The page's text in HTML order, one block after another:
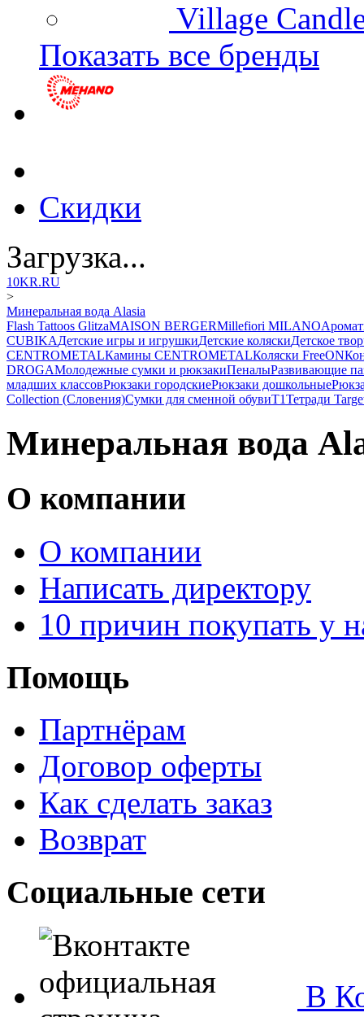
Village
Показать все бренды
Скидки
Загрузка...
10KR.RU
>
Минеральная вода Alasia
Flash Tattoos GlitzaMAISON BERGERMillefiori MILANO
CUBIKAДетские игры и игрушкиДетские коляскиДетское
CENTROMETALКамины CENTROMETALКоляски FreeON
DROGAМолодежные сумки и рюкзакиПеналыРазвивающие
младших классовРюкзаки городскиеРюкзаки дошкольные
Collection (Словения)Сумки для сменной обувиТ1Тетради
Минеральная вода
О компании
О компании
Написать директору
10 причин покупать у
Помощь
Партнёрам
Договор оферты
Как сделать заказ
Возврат
Социальные сети
В